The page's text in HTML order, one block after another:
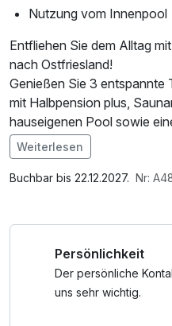
Nutzung vom Innenpool
Entfliehen Sie dem Alltag
nach Ostfriesland!
Genießen Sie 3 entspannte
mit Halbpension plus,
hauseigenen Pool sowie
zum Abschalten und
Im Angebot enthalten
W-LAN Nutzung /
Weiterlesen
Buchbar bis 22.12.2027. Nr:
Persönlichkeit
Der persönliche
uns sehr wichtig.